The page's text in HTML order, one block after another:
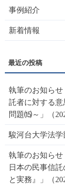
事例紹介
新着情報
執筆のお知らせ
託者に対する
問題⒂～」（
駿河台大学法学
執筆のお知ら
日本の民事信
と実務』」（